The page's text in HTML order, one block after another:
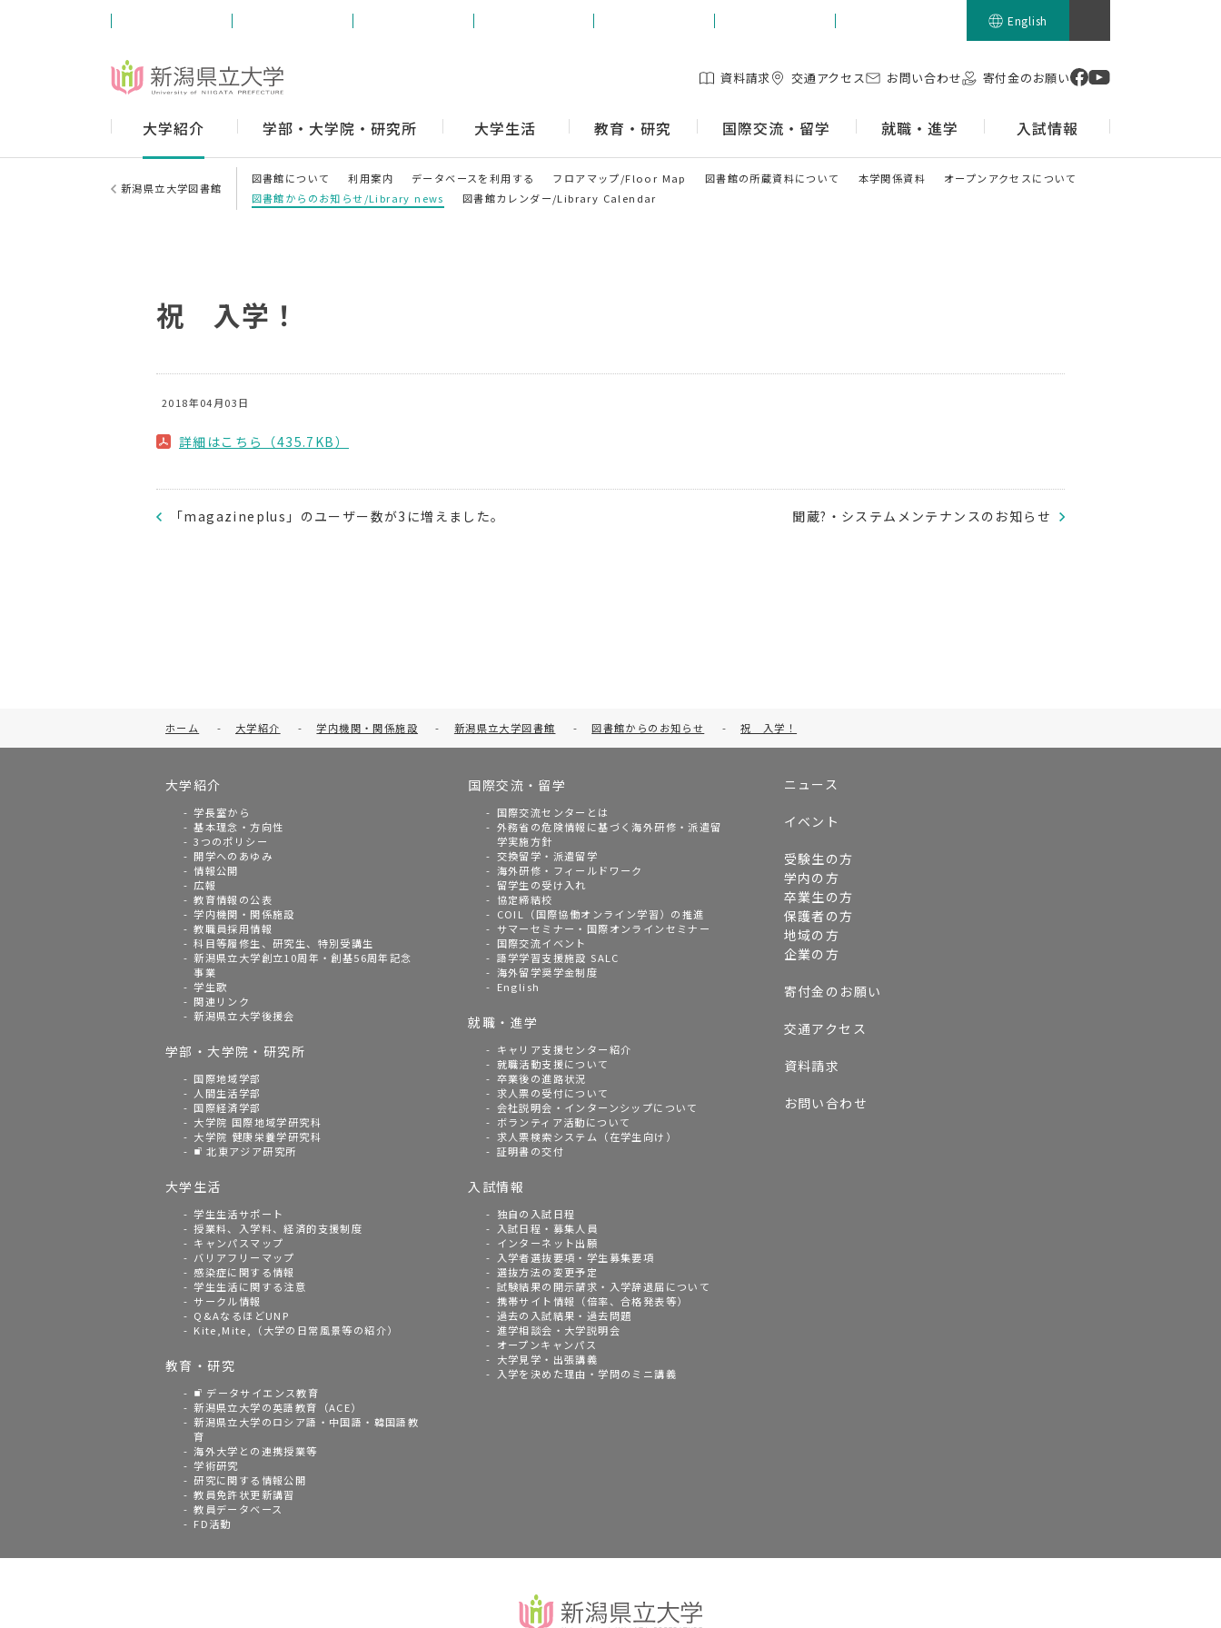
English
資料請求 交通アクセス お問い合わせ 寄付金のお願い
大学紹介 学部・大学院・研究所 大学生活 教育・研究 国際交流・留学 就職・進学 入試情報
新潟県立大学図書館
図書館について 利用案内 データベースを利用する フロアマップ/Floor Map 図書館の所蔵資料について 本学関係資料
オープンアクセスについて
図書館からのお知らせ/Library news
図書館カレンダー/Library Calendar
祝 入学！
2018年04月03日
詳細はこちら（435.7KB）
「magazineplus」のユーザー数が3に増えました。 聞蔵?・システムメンテナンスのお知らせ
ホーム - 大学紹介 - 学内機関・関係施設 - 新潟県立大学図書館 - 図書館からのお知らせ - 祝 入学！
大学紹介
学長室から
基本理念・方向性
3つのポリシー
開学へのあゆみ
情報公開
広報
教育情報の公表
学内機関・関係施設
教職員採用情報
科目等履修生、研究生、特別受講生
新潟県立大学創立10周年・創基56周年記念
事業
学生歌
関連リンク
新潟県立大学後援会
学部・大学院・研究所
国際地域学部
人間生活学部
国際経済学部
大学院 国際地域学研究科
大学院 健康栄養学研究科
北東アジア研究所
大学生活
学生生活サポート
授業料、入学料、経済的支援制度
キャンパスマップ
バリアフリーマップ
感染症に関する情報
学生生活に関する注意
サークル情報
Q&AなるほどUNP
Kite,Mite,（大学の日常風景等の紹介）
教育・研究
データサイエンス教育
新潟県立大学の英語教育（ACE）
新潟県立大学のロシア語・中国語・韓国語教
育
海外大学との連携授業等
学術研究
研究に関する情報公開
教員免許状更新講習
教員データベース
FD活動
国際交流・留学
国際交流センターとは
外務省の危険情報に基づく海外研修・派遣留
学実施方針
交換留学・派遣留学
海外研修・フィールドワーク
留学生の受け入れ
協定締結校
COIL（国際協働オンライン学習）の推進
サマーセミナー・国際オンラインセミナー
国際交流イベント
語学学習支援施設 SALC
海外留学奨学金制度
English
就職・進学
キャリア支援センター紹介
就職活動支援について
卒業後の進路状況
求人票の受付について
会社説明会・インターンシップについて
ボランティア活動について
求人票検索システム（在学生向け）
証明書の交付
入試情報
独自の入試日程
入試日程・募集人員
インターネット出願
入学者選抜要項・学生募集要項
選抜方法の変更予定
試験結果の開示請求・入学辞退届について
携帯サイト情報（倍率、合格発表等）
過去の入試結果・過去問題
進学相談会・大学説明会
オープンキャンパス
大学見学・出張講義
入学を決めた理由・学問のミニ講義
ニュース
イベント
受験生の方
学内の方
卒業生の方
保護者の方
地域の方
企業の方
寄付金のお願い
交通アクセス
資料請求
お問い合わせ